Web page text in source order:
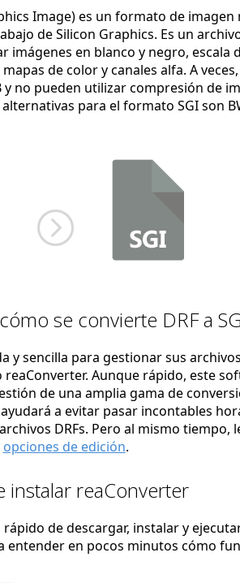
Image) es un formato de imagen
de Silicon Graphics. Es un
imágenes en blanco y negro, escala
de color y canales alfa. A
y no pueden utilizar compresión de
para el formato SGI son
se convierte DRF a
y sencilla para gestionar sus
reaConverter. Aunque rápido, este
de una amplia gama de
a evitar pasar incontables
DRFs. Pero al mismo tiempo,
opciones de edición.
instalar reaConverter
de descargar, instalar y
entender en pocos minutos cómo